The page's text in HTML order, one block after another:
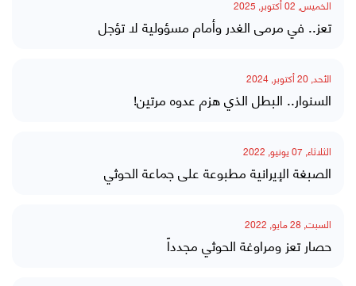
الخميس, 02 أكتوبر, 2025
تعز.. في مرمى الغدر وأمام مسؤولية لا تؤجل
الأحد, 20 أكتوبر, 2024
السنوار.. البطل الذي هزم عدوه مرتين!
الثلاثاء, 07 يونيو, 2022
الصبغة الإيرانية مطبوعة على جماعة الحوثي
السبت, 28 مايو, 2022
حصار تعز ومراوغة الحوثي مجدداً